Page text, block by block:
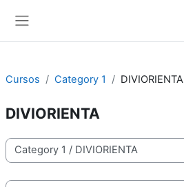
Cursos Category 1 DIVIORIENTA
DIVIORIENTA
Categorías